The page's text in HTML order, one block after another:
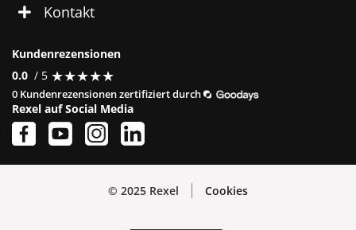
Kontakt
Kundenrezensionen
0.0 / 5 ★★★★★
★★★★★
0 Kundenrezensionen zertifiziert durch
Rexel auf Social Media
© 2025 Rexel Cookies